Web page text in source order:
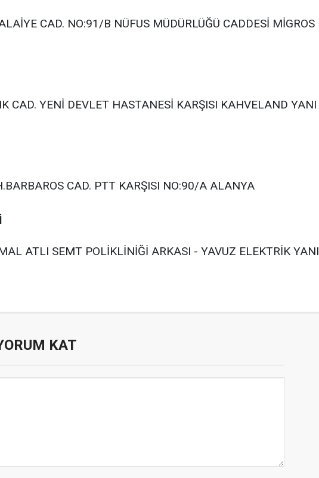
CAD. NO:91/B NÜFUS MÜDÜRLÜĞÜ CADDESİ MİGROS
CAD. YENİ DEVLET HASTANESİ KARŞISI KAHVELAND YANI
CAD. PTT KARŞISI NO:90/A ALANYA
ATLI SEMT POLİKLİNİĞİ ARKASI - YAVUZ ELEKTRİK YANI
KAT